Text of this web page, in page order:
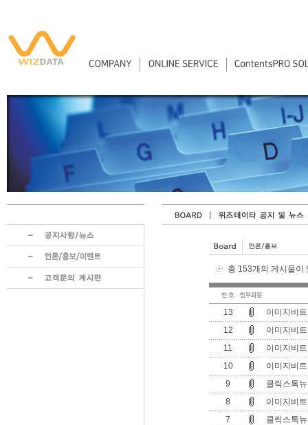
총 153개의 게시물이
13
이미지비
12
이미지비
11
이미지비
10
이미지비
9
클릭스톡
8
이미지비
7
클릭스톡